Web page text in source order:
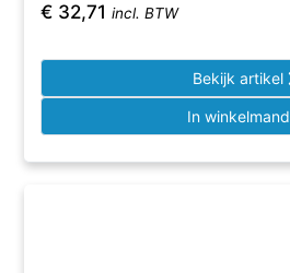
€ 32,71 incl. BTW
Bekijk artikel
In winkelmand